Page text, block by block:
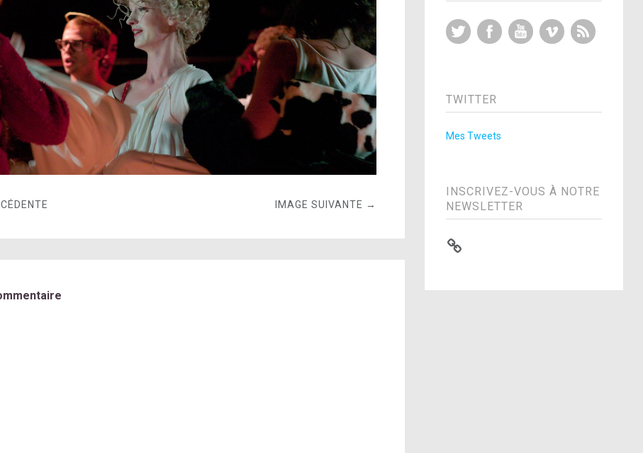
IMAGE SUIVANTE →
Twitter FacebookYouTubeVimeo
TWITTER
Mes Tweets
INSCRIVEZ-VOUS À NOTRE
NEWSLETTER